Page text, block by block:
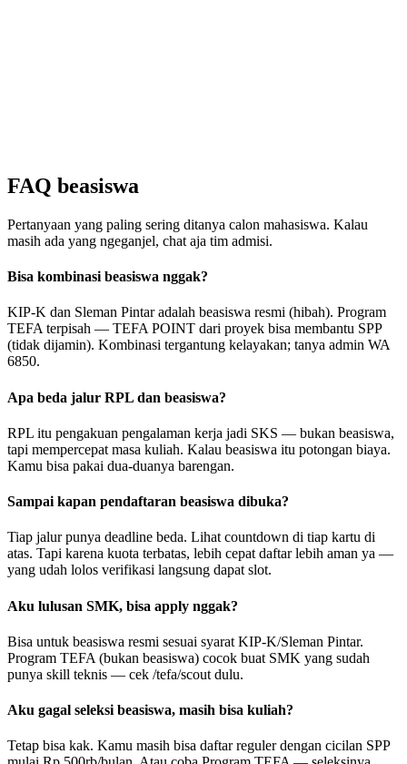
FAQ beasiswa
Pertanyaan yang paling sering ditanya calon mahasiswa. Kalau
masih ada yang ngeganjel, chat aja tim admisi.
Bisa kombinasi beasiswa nggak?
KIP-K dan Sleman Pintar adalah beasiswa resmi (hibah). Program
TEFA terpisah — TEFA POINT dari proyek bisa membantu SPP
(tidak dijamin). Kombinasi tergantung kelayakan; tanya admin WA
6850.
Apa beda jalur RPL dan beasiswa?
RPL itu pengakuan pengalaman kerja jadi SKS — bukan beasiswa,
tapi mempercepat masa kuliah. Kalau beasiswa itu potongan biaya.
Kamu bisa pakai dua-duanya barengan.
Sampai kapan pendaftaran beasiswa dibuka?
Tiap jalur punya deadline beda. Lihat countdown di tiap kartu di
atas. Tapi karena kuota terbatas, lebih cepat daftar lebih aman ya —
yang udah lolos verifikasi langsung dapat slot.
Aku lulusan SMK, bisa apply nggak?
Bisa untuk beasiswa resmi sesuai syarat KIP-K/Sleman Pintar.
Program TEFA (bukan beasiswa) cocok buat SMK yang sudah
punya skill teknis — cek /tefa/scout dulu.
Aku gagal seleksi beasiswa, masih bisa kuliah?
Tetap bisa kak. Kamu masih bisa daftar reguler dengan cicilan SPP